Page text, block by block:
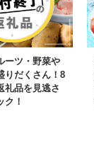
ーツ・野菜や
りだくさん！8
礼品を見逃さ
ク！